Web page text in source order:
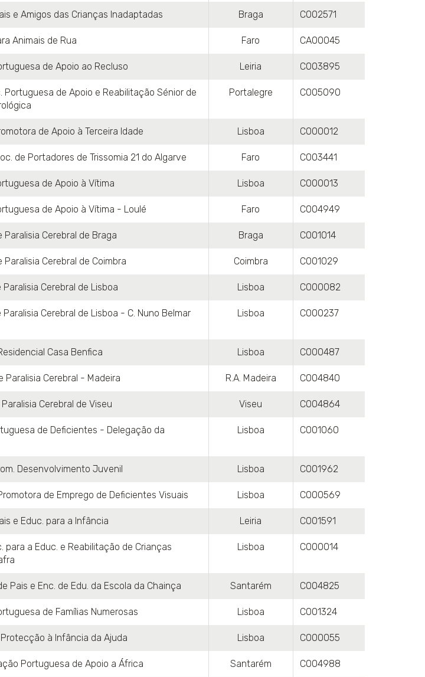
e Amigos das Crianças Inadaptadas Braga C002571
Animais de Rua Faro CA00045
de Apoio ao Recluso Leiria C003895
Portuguesa de Apoio e Reabilitação Sénior de
Portalegre C005090
de Apoio à Terceira Idade Lisboa C000012
de Portadores de Trissomia 21 do Algarve Faro C003441
de Apoio à Vítima Lisboa C000013
de Apoio à Vítima - Loulé Faro C004949
Paralisia Cerebral de Braga Braga C001014
Paralisia Cerebral de Coimbra Coimbra C001029
Cerebral de Lisboa Lisboa C000082
Cerebral de Lisboa - C. Nuno Belmar
Lisboa C000237
Casa Benfica Lisboa C000487
Paralisia Cerebral - Madeira R.A. Madeira C004840
Cerebral de Viseu Viseu C004864
de Deficientes - Delegação da
Lisboa C001060
Desenvolvimento Juvenil Lisboa C001962
de Emprego de Deficientes Visuais Lisboa C000569
e Educ. para a Infância Leiria C001591
para a Educ. e Reabilitação de Crianças
Lisboa C000014
Pais e Enc. de Edu. da Escola da Chainça Santarém C004825
de Famílias Numerosas Lisboa C001324
à Infância da Ajuda Lisboa C000055
Portuguesa de Apoio a África Santarém C004988